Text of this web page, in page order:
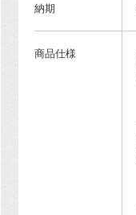
納期
商品仕様